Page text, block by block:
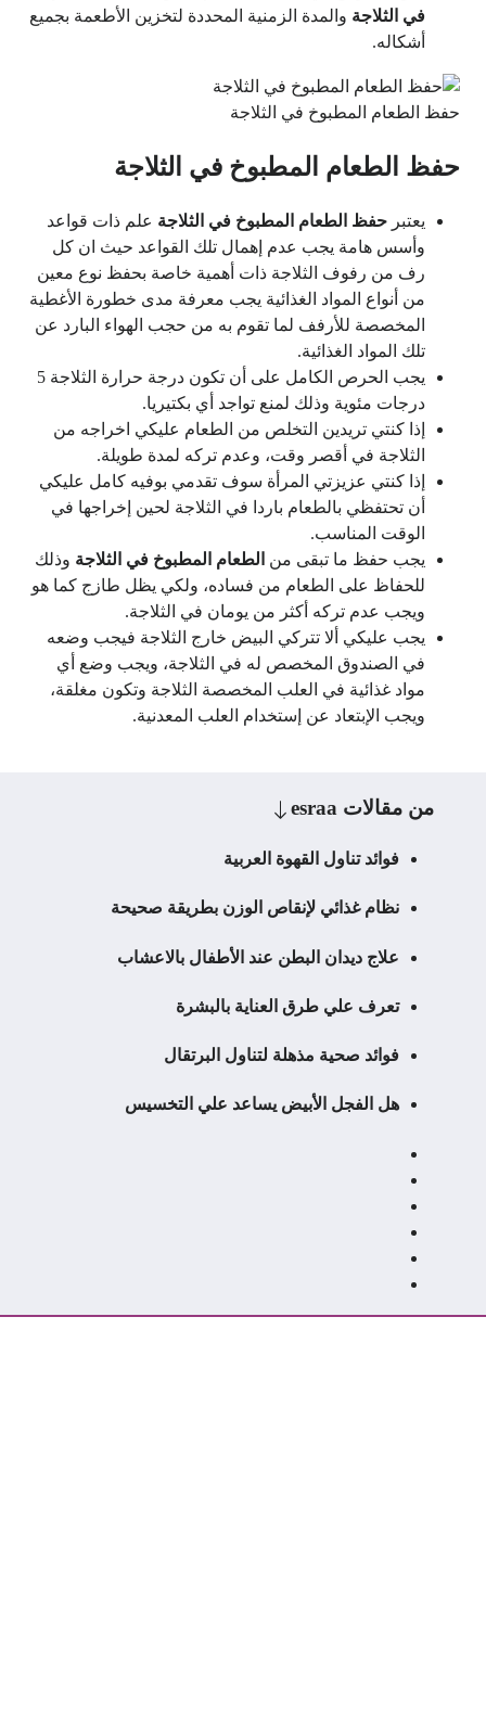
في الثلاجة والمدة الزمنية المحددة لتخزين الأطعمة بجميع
أشكاله.
حفظ الطعام المطبوخ في الثلاجة
حفظ الطعام المطبوخ في الثلاجة
يعتبر حفظ الطعام المطبوخ في الثلاجة علم ذات قواعد
وأسس هامة يجب عدم إهمال تلك القواعد حيث ان كل
رف من رفوف الثلاجة ذات أهمية خاصة بحفظ نوع معين
من أنواع المواد الغذائية يجب معرفة مدى خطورة الأغطية
المخصصة للأرفف لما تقوم به من حجب الهواء البارد عن
تلك المواد الغذائية.
يجب الحرص الكامل على أن تكون درجة حرارة الثلاجة 5
درجات مئوية وذلك لمنع تواجد أي بكتيريا.
إذا كنتي تريدين التخلص من الطعام عليكي اخراجه من
الثلاجة في أقصر وقت، وعدم تركه لمدة طويلة.
إذا كنتي عزيزتي المرأة سوف تقدمي بوفيه كامل عليكي
أن تحتفظي بالطعام باردا في الثلاجة لحين إخراجها في
الوقت المناسب.
يجب حفظ ما تبقى من الطعام المطبوخ في الثلاجة وذلك
للحفاظ على الطعام من فساده، ولكي يظل طازج كما هو
ويجب عدم تركه أكثر من يومان في الثلاجة.
يجب عليكي ألا تتركي البيض خارج الثلاجة فيجب وضعه
في الصندوق المخصص له في الثلاجة، ويجب وضع أي
مواد غذائية في العلب المخصصة الثلاجة وتكون مغلقة،
ويجب الإبتعاد عن إستخدام العلب المعدنية.
من مقالات esraa
فوائد تناول القهوة العربية
نظام غذائي لإنقاص الوزن بطريقة صحيحة
علاج ديدان البطن عند الأطفال بالاعشاب
تعرف علي طرق العناية بالبشرة
فوائد صحية مذهلة لتناول البرتقال
هل الفجل الأبيض يساعد علي التخسيس